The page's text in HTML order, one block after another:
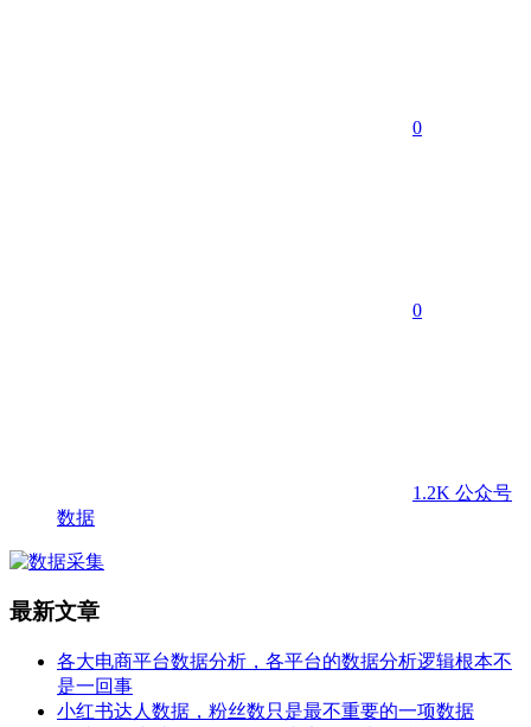
0
0
1.2K 公众号
数据
最新文章
各大电商平台数据分析，各平台的数据分析逻辑根本不
是一回事
小红书达人数据，粉丝数只是最不重要的一项数据